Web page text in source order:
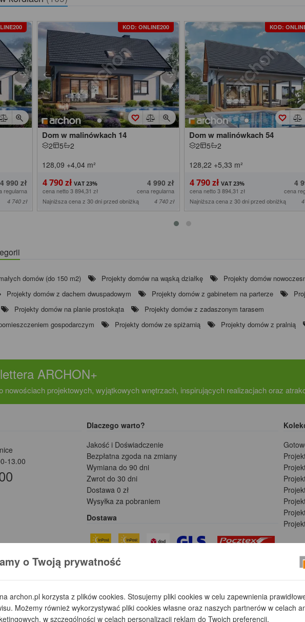
4 990 zł
regularna
4 740 zł
KOD: ONLINE200
Dom w malinówkach 14
2 5
2
128,09 +4,04 m²
4 790 zł 4 990 zł
cena netto 3 894,31 zł
cena regularna
Najniższa cena z 30 dni przed obniżką
4 740 zł
KOD:
Dom w malinówkach 54
2 5
2
128,22 +5,33 m²
4 790 zł 4
cena netto 3 894,31 zł
cena
Najniższa cena z 30 dni przed obniżką
domów (do 150 m2) Projekty domów na wąską działkę Projekty domów
Projekty domów z dachem dwuspadowym Projekty domów z gabinetem na parterze
Projekty domów na planie prostokąta
Projekty domów z zadaszonym tarasem
gospodarczym
Projekty domów ze spiżarnią Projekty domów z pralnią
ARCHON+
nowościach projektowych, wyjątkowych wnętrzach, inspirujących realizacjach oraz
13.00
Dlaczego warto?
Jakość i Doświadczenie
Bezpłatna zgoda na zmiany
Wymiana do 90 dni
Zwrot do 30 dni
Dostawa 0 zł
Wysyłka za pobraniem
Dostawa
Płatności
o Twoją prywatność
archon.pl korzysta z plików cookies. Stosujemy pliki cookies w celu zapewnienia
Możemy również wykorzystywać pliki cookies własne oraz naszych partnerów w celach
w szczególności w celach personalizacji reklam do Twoich preferencji.